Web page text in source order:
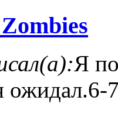
Я
ожидал.6-